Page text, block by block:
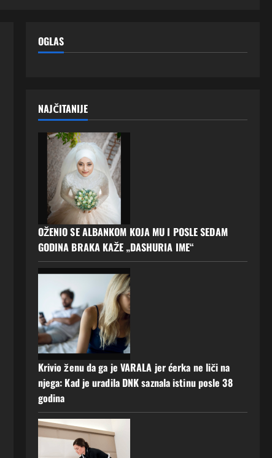
OGLAS
NAJČITANIJE
OŽENIO SE ALBANKOM KOJA MU I POSLE SEDAM
GODINA BRAKA KAŽE „DASHURIA IME“
Krivio ženu da ga je VARALA jer ćerka ne liči na
njega: Kad je uradila DNK saznala istinu posle 38
godina